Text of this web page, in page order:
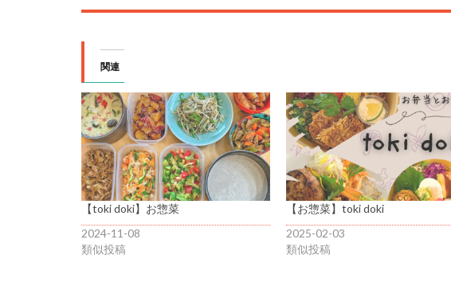
関連
【toki doki】お惣菜
2024-11-08
類似投稿
【お惣菜】toki doki
2025-02-03
類似投稿